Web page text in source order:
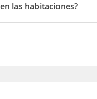
las habitaciones?